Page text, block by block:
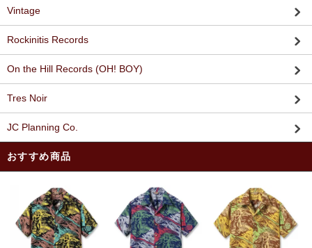
Vintage
Rockinitis Records
On the Hill Records (OH! BOY)
Tres Noir
JC Planning Co.
おすすめ商品